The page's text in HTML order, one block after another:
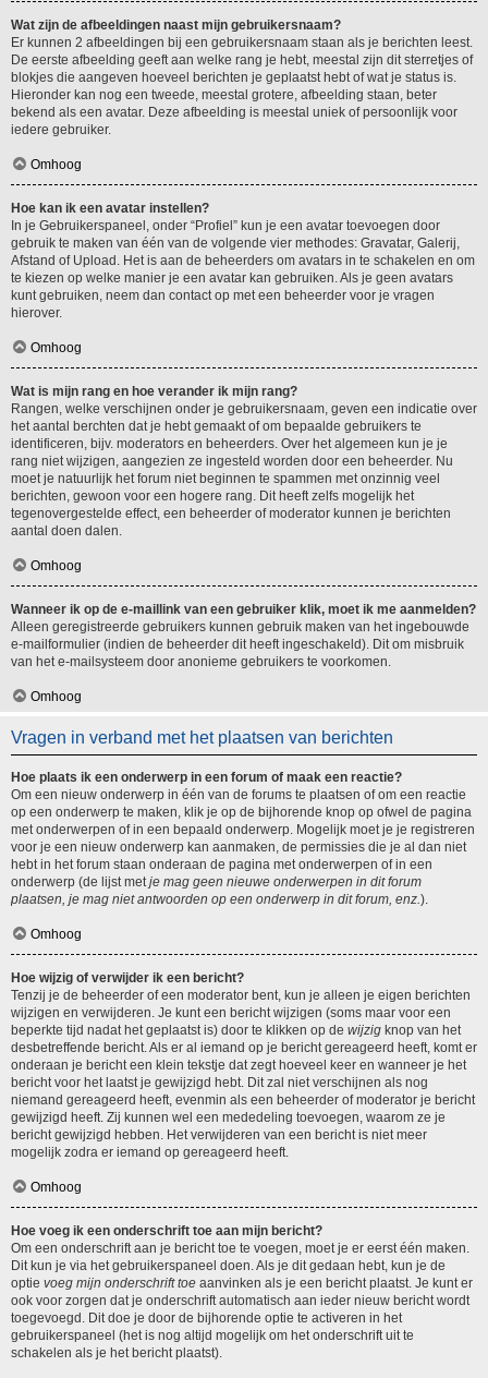
Wat zijn de afbeeldingen naast mijn gebruikersnaam?
Er kunnen 2 afbeeldingen bij een gebruikersnaam staan als je berichten leest.
De eerste afbeelding geeft aan welke rang je hebt, meestal zijn dit sterretjes of
blokjes die aangeven hoeveel berichten je geplaatst hebt of wat je status is.
Hieronder kan nog een tweede, meestal grotere, afbeelding staan, beter
bekend als een avatar. Deze afbeelding is meestal uniek of persoonlijk voor
iedere gebruiker.
Omhoog
Hoe kan ik een avatar instellen?
In je Gebruikerspaneel, onder “Profiel” kun je een avatar toevoegen door
gebruik te maken van één van de volgende vier methodes: Gravatar, Galerij,
Afstand of Upload. Het is aan de beheerders om avatars in te schakelen en om
te kiezen op welke manier je een avatar kan gebruiken. Als je geen avatars
kunt gebruiken, neem dan contact op met een beheerder voor je vragen
hierover.
Omhoog
Wat is mijn rang en hoe verander ik mijn rang?
Rangen, welke verschijnen onder je gebruikersnaam, geven een indicatie over
het aantal berchten dat je hebt gemaakt of om bepaalde gebruikers te
identificeren, bijv. moderators en beheerders. Over het algemeen kun je je
rang niet wijzigen, aangezien ze ingesteld worden door een beheerder. Nu
moet je natuurlijk het forum niet beginnen te spammen met onzinnig veel
berichten, gewoon voor een hogere rang. Dit heeft zelfs mogelijk het
tegenovergestelde effect, een beheerder of moderator kunnen je berichten
aantal doen dalen.
Omhoog
Wanneer ik op de e-maillink van een gebruiker klik, moet ik me aanmelden?
Alleen geregistreerde gebruikers kunnen gebruik maken van het ingebouwde
e-mailformulier (indien de beheerder dit heeft ingeschakeld). Dit om misbruik
van het e-mailsysteem door anonieme gebruikers te voorkomen.
Omhoog
Vragen in verband met het plaatsen van berichten
Hoe plaats ik een onderwerp in een forum of maak een reactie?
Om een nieuw onderwerp in één van de forums te plaatsen of om een reactie
op een onderwerp te maken, klik je op de bijhorende knop op ofwel de pagina
met onderwerpen of in een bepaald onderwerp. Mogelijk moet je je registreren
voor je een nieuw onderwerp kan aanmaken, de permissies die je al dan niet
hebt in het forum staan onderaan de pagina met onderwerpen of in een
onderwerp (de lijst metje mag geen nieuwe onderwerpen in dit forum
plaatsen, je mag niet antwoorden op een onderwerp in dit forum, enz.).
Omhoog
Hoe wijzig of verwijder ik een bericht?
Tenzij je de beheerder of een moderator bent, kun je alleen je eigen berichten
wijzigen en verwijderen. Je kunt een bericht wijzigen (soms maar voor een
beperkte tijd nadat het geplaatst is) door te klikken op de wijzig knop van het
desbetreffende bericht. Als er al iemand op je bericht gereageerd heeft, komt er
onderaan je bericht een klein tekstje dat zegt hoeveel keer en wanneer je het
bericht voor het laatst je gewijzigd hebt. Dit zal niet verschijnen als nog
niemand gereageerd heeft, evenmin als een beheerder of moderator je bericht
gewijzigd heeft. Zij kunnen wel een mededeling toevoegen, waarom ze je
bericht gewijzigd hebben. Het verwijderen van een bericht is niet meer
mogelijk zodra er iemand op gereageerd heeft.
Omhoog
Hoe voeg ik een onderschrift toe aan mijn bericht?
Om een onderschrift aan je bericht toe te voegen, moet je er eerst één maken.
Dit kun je via het gebruikerspaneel doen. Als je dit gedaan hebt, kun je de
optie voeg mijn onderschrift toe aanvinken als je een bericht plaatst. Je kunt er
ook voor zorgen dat je onderschrift automatisch aan ieder nieuw bericht wordt
toegevoegd. Dit doe je door de bijhorende optie te activeren in het
gebruikerspaneel (het is nog altijd mogelijk om het onderschrift uit te
schakelen als je het bericht plaatst).